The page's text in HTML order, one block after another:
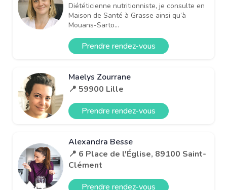
Diététicienne nutritionniste, je consulte en
Maison de Santé à Grasse ainsi qu’à
Mouans-Sarto...
Prendre rendez-vous
Maelys Zourrane
📍 59900 Lille
Prendre rendez-vous
Alexandra Besse
📍 6 Place de l'Église, 89100 Saint-
Clément
Prendre rendez-vous